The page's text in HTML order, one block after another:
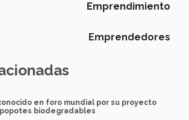
Emprendimiento
Emprendedores
en foro mundial por su proyecto
biodegradables